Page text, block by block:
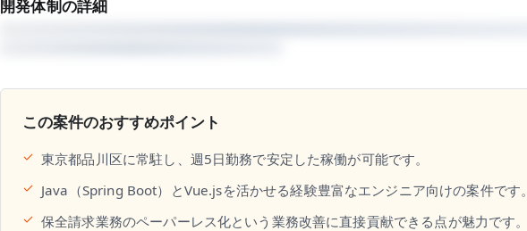
開発体制の詳細
この案件のおすすめポイント
✓ 東京都品川区に常駐し、週5日勤務で安定した稼働が可能です。
✓ Java（Spring Boot）とVue.jsを活かせる経験豊富なエンジニア向けの案件です。
✓ 保全請求業務のペーパーレス化という業務改善に直接貢献できる点が魅力です。